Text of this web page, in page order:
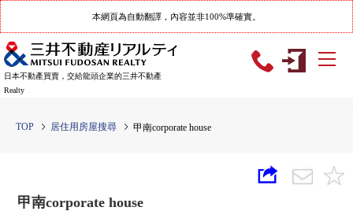
本網頁為自動翻譯，內容並非100%準確實。
日本不動產買賣，交給龍頭企業的三井不動產
Realty
TOP 居住用房屋搜尋 甲南corporate house
甲南corporate house